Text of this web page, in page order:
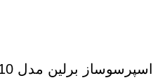
اسپرسوساز برلین مدل 1710